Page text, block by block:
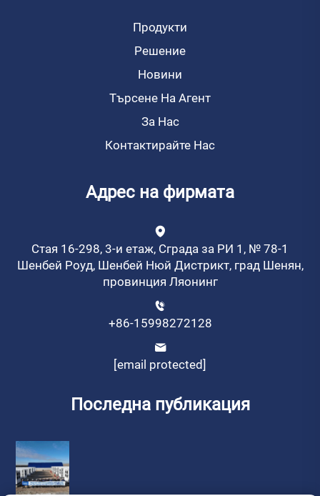
Продукти
Решение
Новини
Търсене На Агент
За Нас
Контактирайте Нас
Адрес на фирмата
Стая 16-298, 3-и етаж, Сграда за РИ 1, № 78-1
Шенбей Роуд, Шенбей Нюй Дистрикт, град Шенян,
провинция Ляонинг
+86-15998272128
[email protected]
Последна публикация